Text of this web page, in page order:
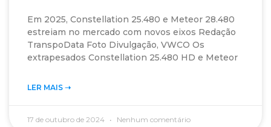
Em 2025, Constellation 25.480 e Meteor 28.480
estreiam no mercado com novos eixos Redação
TranspoData Foto Divulgação, VWCO Os
extrapesados Constellation 25.480 HD e Meteor
LER MAIS ➝‬
17 de outubro de 2024 Nenhum comentário